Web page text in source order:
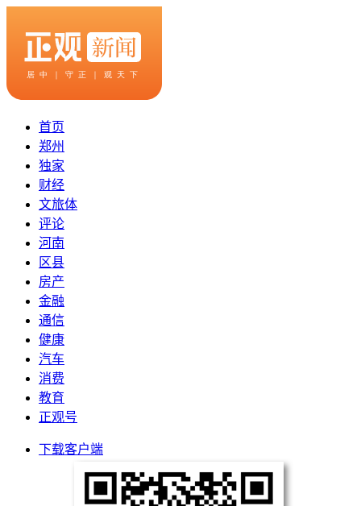
首页
郑州
独家
财经
文旅体
评论
河南
区县
房产
金融
通信
健康
汽车
消费
教育
正观号
下载客户端